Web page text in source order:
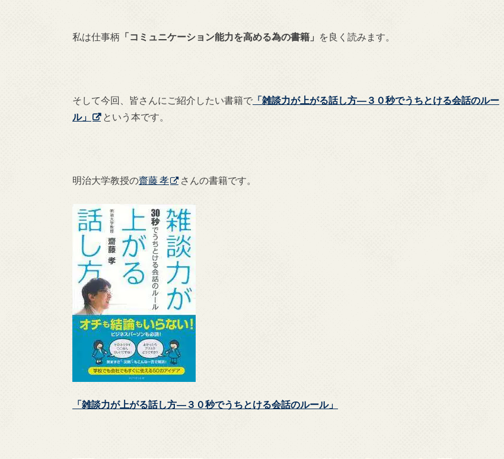
私は仕事柄 「コミュニケーション能力を高める為の書籍」 を良く読みます。
そして今回、皆さんにご紹介したい書籍で「雑談力が上がる話し方―３０秒でうちとける会話のルー
ル」
という本です。
明治大学教授の齋藤 孝 さんの書籍です。
「雑談力が上がる話し方―３０秒でうちとける会話のルール」